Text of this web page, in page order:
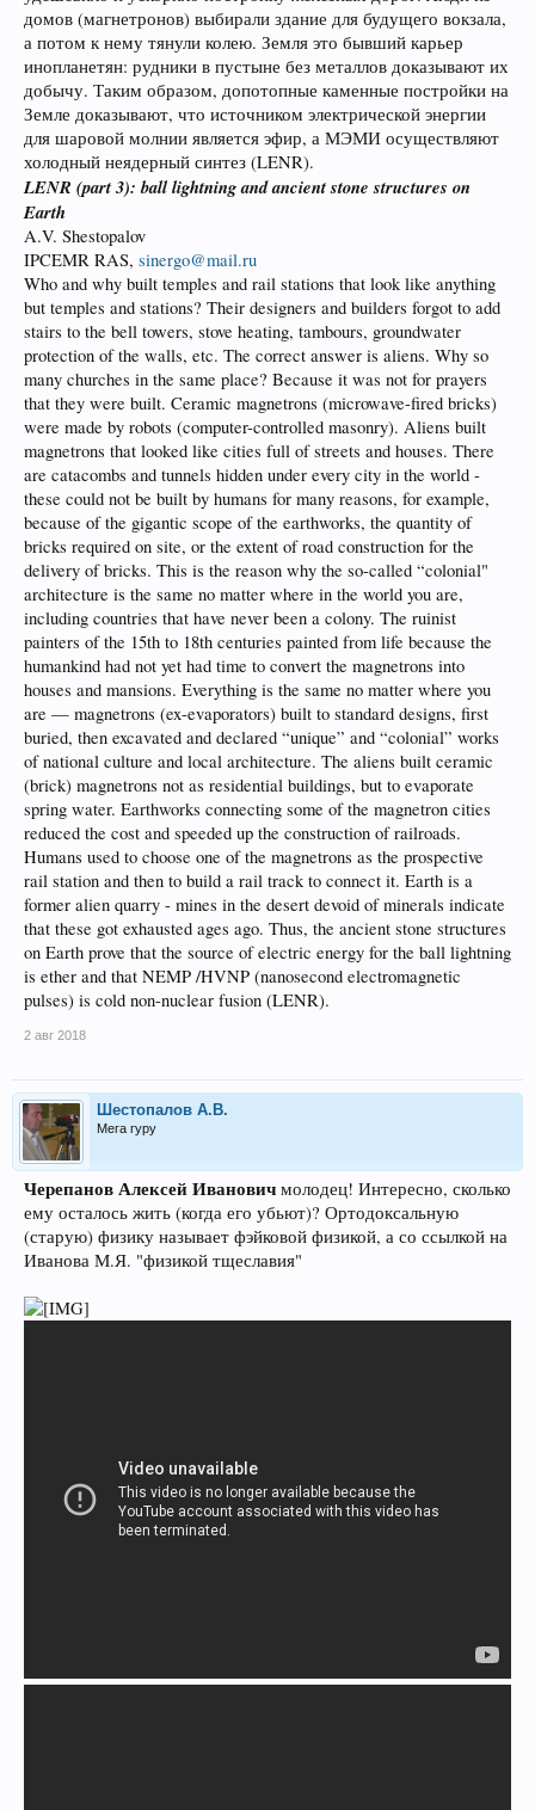
домов (магнетронов) выбирали здание для будущего вокзала,
а потом к нему тянули колею. Земля это бывший карьер
инопланетян: рудники в пустыне без металлов доказывают их
добычу. Таким образом, допотопные каменные постройки на
Земле доказывают, что источником электрической энергии
для шаровой молнии является эфир, а МЭМИ осуществляют
холодный неядерный синтез (LENR).
LENR (part 3): ball lightning and ancient stone structures on
Earth
A.V. Shestopalov
IPCEMR RAS, sinergo@mail.ru
Who and why built temples and rail stations that look like anything
but temples and stations? Their designers and builders forgot to add
stairs to the bell towers, stove heating, tambours, groundwater
protection of the walls, etc. The correct answer is aliens. Why so
many churches in the same place? Because it was not for prayers
that they were built. Ceramic magnetrons (microwave-fired bricks)
were made by robots (computer-controlled masonry). Aliens built
magnetrons that looked like cities full of streets and houses. There
are catacombs and tunnels hidden under every city in the world -
these could not be built by humans for many reasons, for example,
because of the gigantic scope of the earthworks, the quantity of
bricks required on site, or the extent of road construction for the
delivery of bricks. This is the reason why the so-called “colonial"
architecture is the same no matter where in the world you are,
including countries that have never been a colony. The ruinist
painters of the 15th to 18th centuries painted from life because the
humankind had not yet had time to convert the magnetrons into
houses and mansions. Everything is the same no matter where you
are — magnetrons (ex-evaporators) built to standard designs, first
buried, then excavated and declared “unique” and “colonial” works
of national culture and local architecture. The aliens built ceramic
(brick) magnetrons not as residential buildings, but to evaporate
spring water. Earthworks connecting some of the magnetron cities
reduced the cost and speeded up the construction of railroads.
Humans used to choose one of the magnetrons as the prospective
rail station and then to build a rail track to connect it. Earth is a
former alien quarry - mines in the desert devoid of minerals indicate
that these got exhausted ages ago. Thus, the ancient stone structures
on Earth prove that the source of electric energy for the ball lightning
is ether and that NEMP /HVNP (nanosecond electromagnetic
pulses) is cold non-nuclear fusion (LENR).
2 авг 2018
Шестопалов А.В.
Мега гуру
Черепанов Алексей Иванович молодец! Интересно, сколько
ему осталось жить (когда его убьют)? Ортодоксальную
(старую) физику называет фэйковой физикой, а со ссылкой на
Иванова М.Я. "физикой тщеславия"